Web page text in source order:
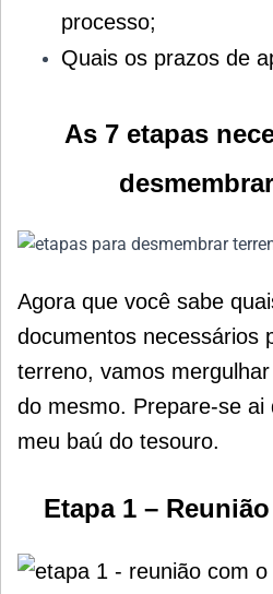
processo;
Quais os prazos de
As 7 etapas
Agora que você sabe
documentos necessários
terreno, vamos
do mesmo. Prepare-se ai
meu baú do tesouro.
Etapa 1 –